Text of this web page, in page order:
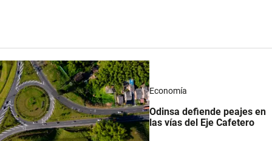
Economía
Odinsa defiende peajes en
las vías del Eje Cafetero